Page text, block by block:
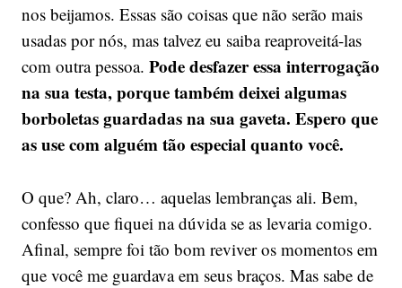
nos beijamos. Essas são coisas que não serão mais
usadas por nós, mas talvez eu saiba reaproveitá-las
com outra pessoa. Pode desfazer essa interrogação
na sua testa, porque também deixei algumas
borboletas guardadas na sua gaveta. Espero que
as use com alguém tão especial quanto você.
O que? Ah, claro… aquelas lembranças ali. Bem,
confesso que fiquei na dúvida se as levaria comigo.
Afinal, sempre foi tão bom reviver os momentos em
que você me guardava em seus braços. Mas sabe de